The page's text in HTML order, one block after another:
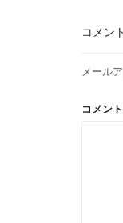
コメン
メール
コメント